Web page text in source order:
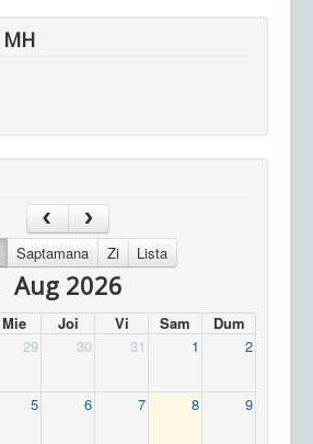
MH
Saptamana Zi Lista
Aug 2026
Mie Joi Vi Sam
Dum
29 30 31 1 2
5 6 7 8 9